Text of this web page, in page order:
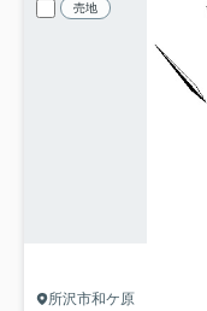
売地
所沢市和ケ原